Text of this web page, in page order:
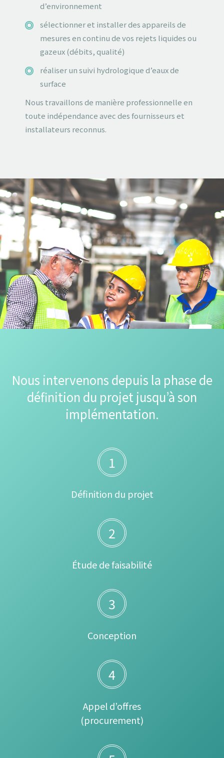
d’environnement
sélectionner et installer des appareils de
mesures en continu de vos rejets liquides ou
gazeux (débits, qualité)
réaliser un suivi hydrologique d’eaux de
surface
Nous travaillons de manière professionnelle en
toute indépendance avec des fournisseurs et
installateurs reconnus.
Nous intervenons depuis la phase de
définition du projet jusqu’à son
implémentation.
1
Définition du projet
2
Étude de faisabilité
3
Conception
4
Appel d’offres
(procurement)